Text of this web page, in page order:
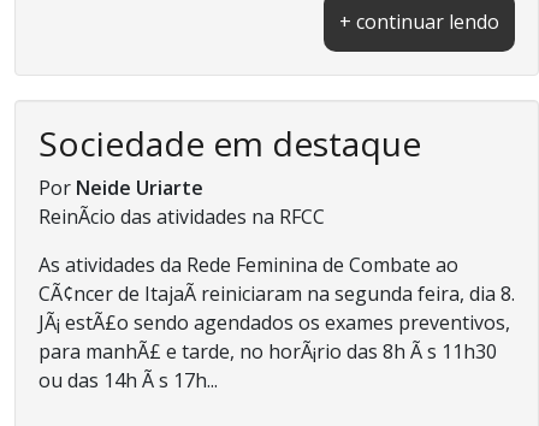
+ continuar lendo
Sociedade em destaque
Por Neide Uriarte
ReinÃ­cio das atividades na RFCC
As atividades da Rede Feminina de Combate ao
CÃ¢ncer de ItajaÃ­ reiniciaram na segunda feira, dia 8.
JÃ¡ estÃ£o sendo agendados os exames preventivos,
para manhÃ£ e tarde, no horÃ¡rio das 8h Ã s 11h30
ou das 14h Ã s 17h...